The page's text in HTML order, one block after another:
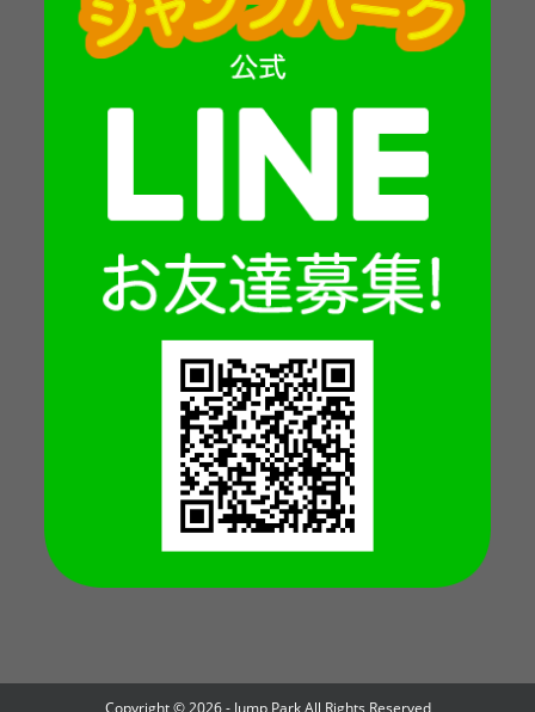
Copyright © 2026 - Jump ParkAll Rights Reserved